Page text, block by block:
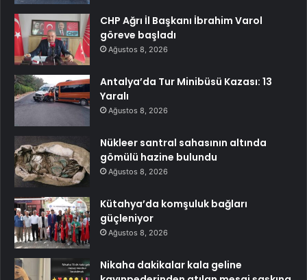
CHP Ağrı İl Başkanı İbrahim Varol
göreve başladı
Ağustos 8, 2026
Antalya’da Tur Minibüsü Kazası: 13
Yaralı
Ağustos 8, 2026
Nükleer santral sahasının altında
gömülü hazine bulundu
Ağustos 8, 2026
Kütahya’da komşuluk bağları
güçleniyor
Ağustos 8, 2026
Nikaha dakikalar kala geline